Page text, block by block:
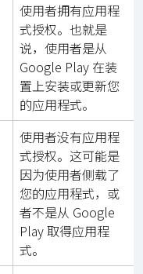
使用者拥有应用程
式授权。也就是
说，使用者是从
Google Play 在装
置上安装或更新您
的应用程式。
使用者没有应用程
式授权。这可能是
因为使用者侧载了
您的应用程式，或
者不是从 Google
Play 取得应用程
式。